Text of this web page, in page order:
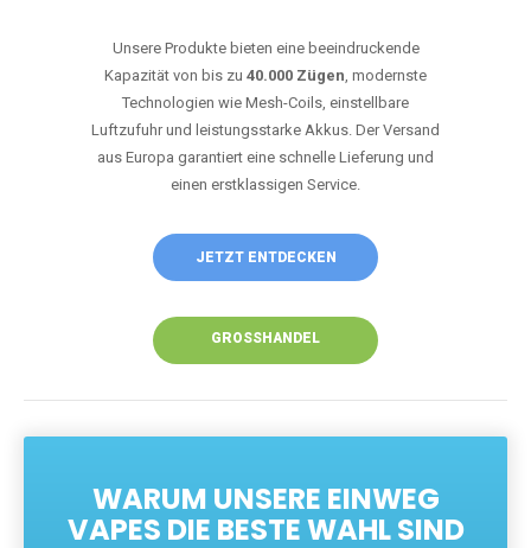
Unsere Produkte bieten eine beeindruckende
Kapazität von bis zu 40.000 Zügen, modernste
Technologien wie Mesh-Coils, einstellbare
Luftzufuhr und leistungsstarke Akkus. Der Versand
aus Europa garantiert eine schnelle Lieferung und
einen erstklassigen Service.
JETZT ENTDECKEN
GROSSHANDEL
WARUM UNSERE EINWEG
VAPES DIE BESTE WAHL SIND